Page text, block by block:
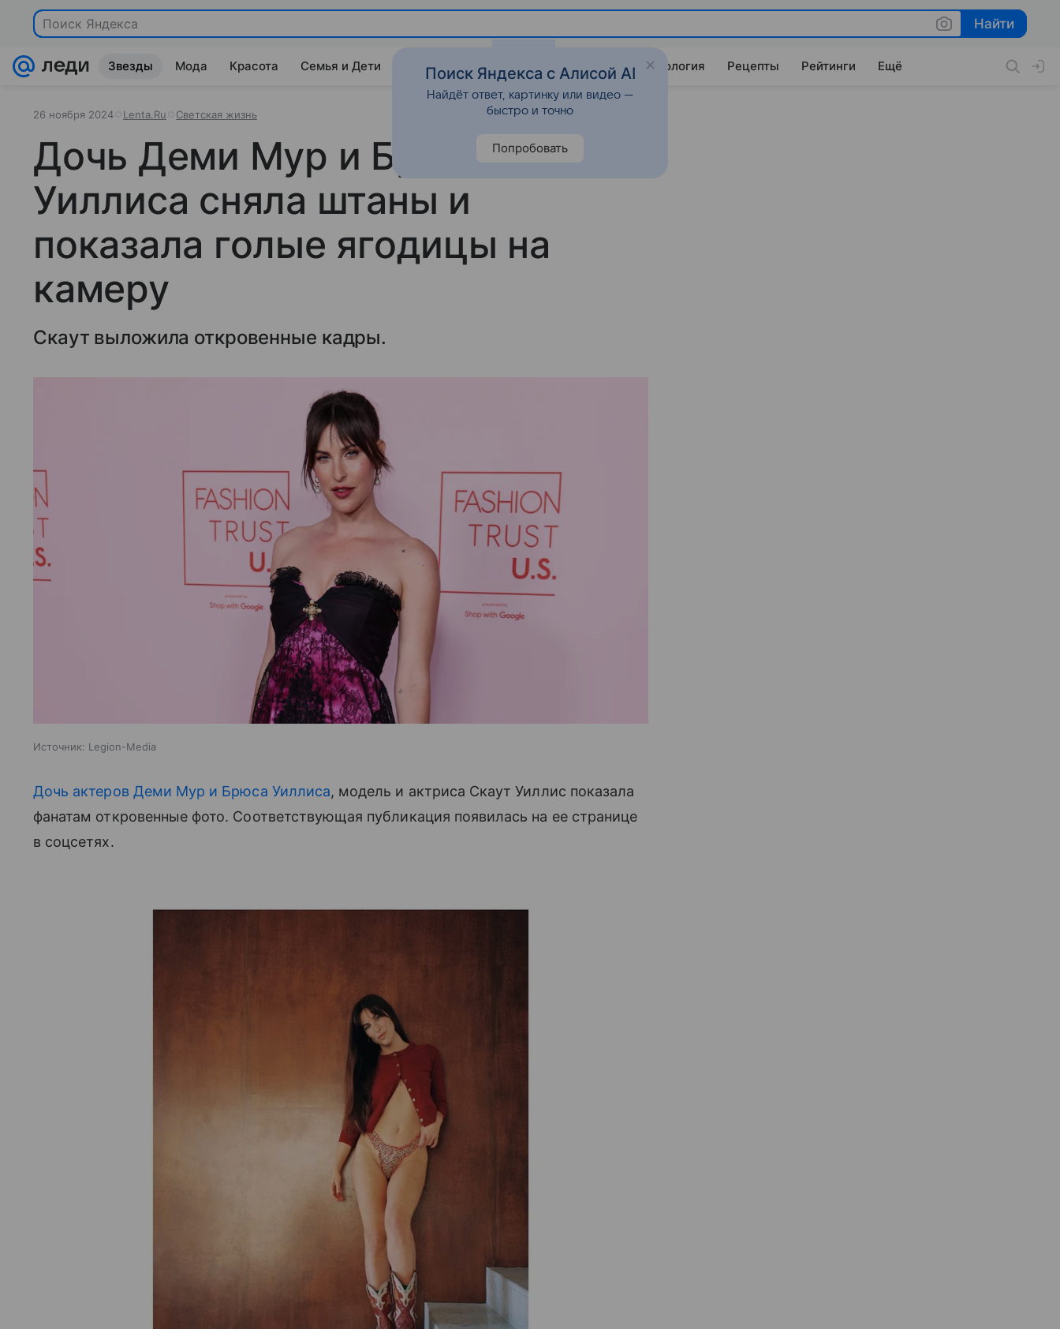
Поиск Яндекса Найти
Найти
Звезды Мода Красота Семья и Дети Дом Гороскопы Стиль жизни Психология Рецепты Рейтинги Ещё
26 ноября 2024 Lenta.Ru Светская жизнь
Дочь Деми Мур и Брюса
Уиллиса сняла штаны и
показала голые ягодицы на
камеру
Скаут выложила откровенные кадры.
Источник: Legion-Media
Дочь актеров Деми Мур и Брюса Уиллиса, модель и актриса Скаут Уиллис показала
фанатам откровенные фото. Соответствующая публикация появилась на ее странице
в соцсетях.
Поиск Яндекса с Алисой AI
Найдёт ответ, картинку или видео —
быстро и точно
Попробовать